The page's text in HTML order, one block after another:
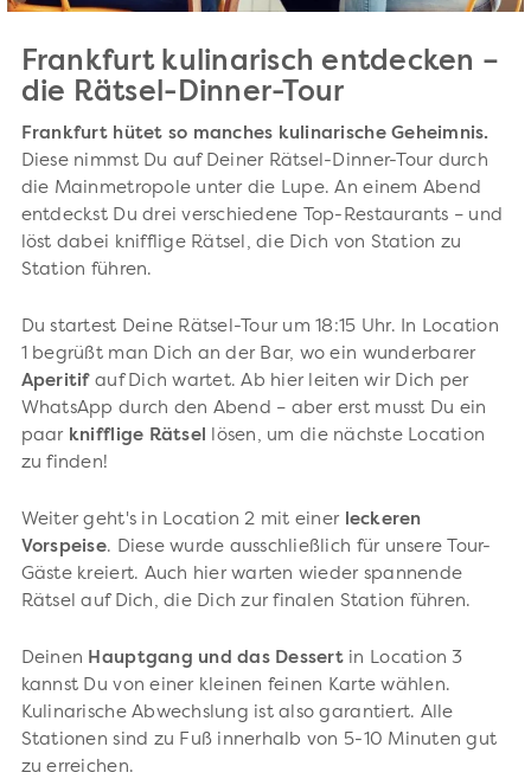
Frankfurt kulinarisch entdecken –
die Rätsel-Dinner-Tour
Frankfurt hütet so manches kulinarische Geheimnis.
Diese nimmst Du auf Deiner Rätsel-Dinner-Tour durch
die Mainmetropole unter die Lupe. An einem Abend
entdeckst Du drei verschiedene Top-Restaurants – und
löst dabei knifflige Rätsel, die Dich von Station zu
Station führen.
Du startest Deine Rätsel-Tour um 18:15 Uhr. In Location
1 begrüßt man Dich an der Bar, wo ein wunderbarer
Aperitifauf Dich wartet. Ab hier leiten wir Dich per
WhatsApp durch den Abend – aber erst musst Du ein
paar knifflige Rätsel lösen, um die nächste Location
zu finden!
Weiter geht's in Location 2 mit einer leckeren
Vorspeise. Diese wurde ausschließlich für unsere Tour-
Gäste kreiert. Auch hier warten wieder spannende
Rätsel auf Dich, die Dich zur finalen Station führen.
Deinen Hauptgang und das Dessertin Location 3
kannst Du von einer kleinen feinen Karte wählen.
Kulinarische Abwechslung ist also garantiert. Alle
Stationen sind zu Fuß innerhalb von 5-10 Minuten gut
zu erreichen.